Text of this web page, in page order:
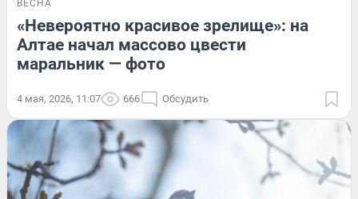
ВЕСНА
«Невероятно красивое зрелище»: на
Алтае начал массово цвести
маральник — фото
4 мая, 2026, 11:07 666 Обсудить